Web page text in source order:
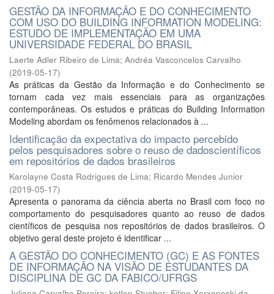
GESTÃO DA INFORMAÇÃO E DO CONHECIMENTO
COM USO DO BUILDING INFORMATION MODELING:
ESTUDO DE IMPLEMENTAÇÃO EM UMA
UNIVERSIDADE FEDERAL DO BRASIL
Laerte Adler Ribeiro de Lima; Andréa Vasconcelos Carvalho
(2019-05-17)
As práticas da Gestão da Informação e do Conhecimento se
tornam cada vez mais essenciais para as organizações
contemporâneas. Os estudos e práticas do Building Information
Modeling abordam os fenômenos relacionados à ...
Identificação da expectativa do impacto percebido
pelos pesquisadores sobre o reuso de dadoscientíficos
em repositórios de dados brasileiros
Karolayne Costa Rodrigues de Lima; Ricardo Mendes Junior
(2019-05-17)
Apresenta o panorama da ciência aberta no Brasil com foco no
comportamento do pesquisadores quanto ao reuso de dados
científicos de pesquisa nos repositórios de dados brasileiros. O
objetivo geral deste projeto é identificar ...
A GESTÃO DO CONHECIMENTO (GC) E AS FONTES
DE INFORMAÇÃO NA VISÃO DE ESTUDANTES DA
DISCIPLINA DE GC DA FABICO/UFRGS